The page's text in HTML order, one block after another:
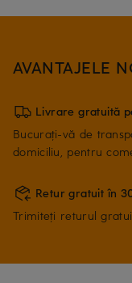
AVANTAJELE
Livrare gratuită
Bucurați-vă de
domiciliu, pentru
Retur gratuit în
Trimiteți returul